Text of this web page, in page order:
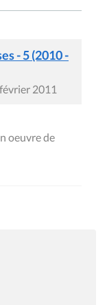
- 5 (2010 -
2011
oeuvre de